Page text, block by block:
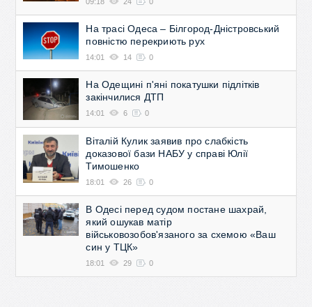
На трасі Одеса – Білгород-Дністровський
повністю перекриють рух
14:01 14 0
На Одещині п'яні покатушки підлітків
закінчилися ДТП
14:01 6 0
Віталій Кулик заявив про слабкість
доказової бази НАБУ у справі Юлії
Тимошенко
18:01 26 0
В Одесі перед судом постане шахрай,
який ошукав матір
військовозобов'язаного за схемою «Ваш
син у ТЦК»
18:01 29 0